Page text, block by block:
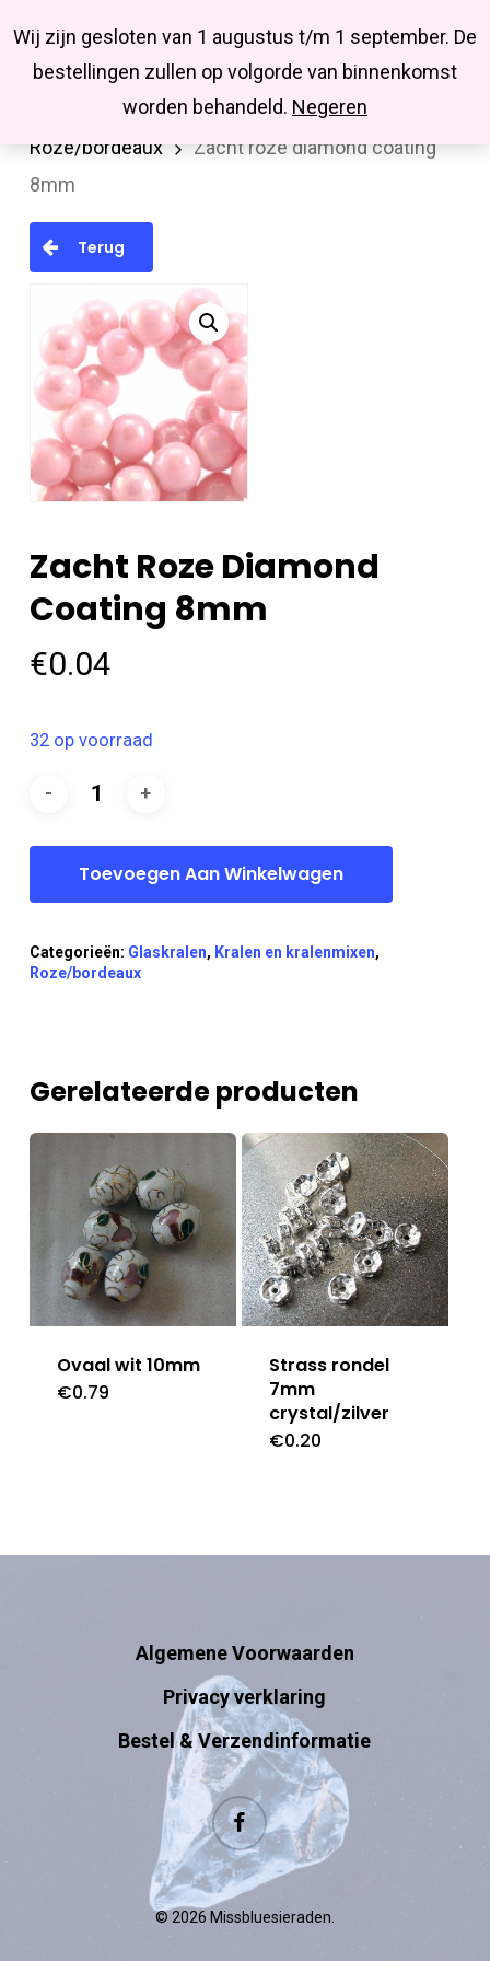
Wij zijn gesloten van 1 augustus t/m 1 september. De
bestellingen zullen op volgorde van binnenkomst
worden behandeld. Negeren
main
Missbluesieraden
searchaccount
Kralen en kralenmixen
Glaskralen
Roze/bordeaux
Zacht roze diamond coating
8mm
Terug
Zacht Roze Diamond
Coating 8mm
€0.04
32 op voorraad
Toevoegen Aan Winkelwagen
Categorieën: Glaskralen, Kralen en kralenmixen,
Roze/bordeaux
Gerelateerde producten
Ovaal wit 10mm
€0.79
Strass rondel
7mm
crystal/zilver
€0.20
Algemene Voorwaarden
Privacy verklaring
Bestel & Verzendinformatie
facebook
© 2026 Missbluesieraden.
Close